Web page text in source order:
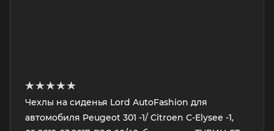
Чехлы на сиденья Lord AutoFashion для
автомобиля Peugeot 301 -1/ Citroen C-Elysee -1,